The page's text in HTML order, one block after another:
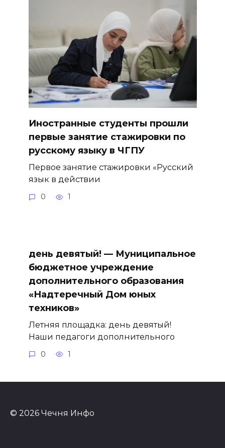
Иностранные студенты прошли
первые занятие стажировки по
русскому языку в ЧГПУ
Первое занятие стажировки «Русский
язык в действии
0 1
день девятый! — Муниципальное
бюджетное учреждение
дополнительного образования
«Надтеречный Дом юных
техников»
Летняя площадка: день девятый!
Наши педагоги дополнительного
0 1
© 2026 Чечня Инфо